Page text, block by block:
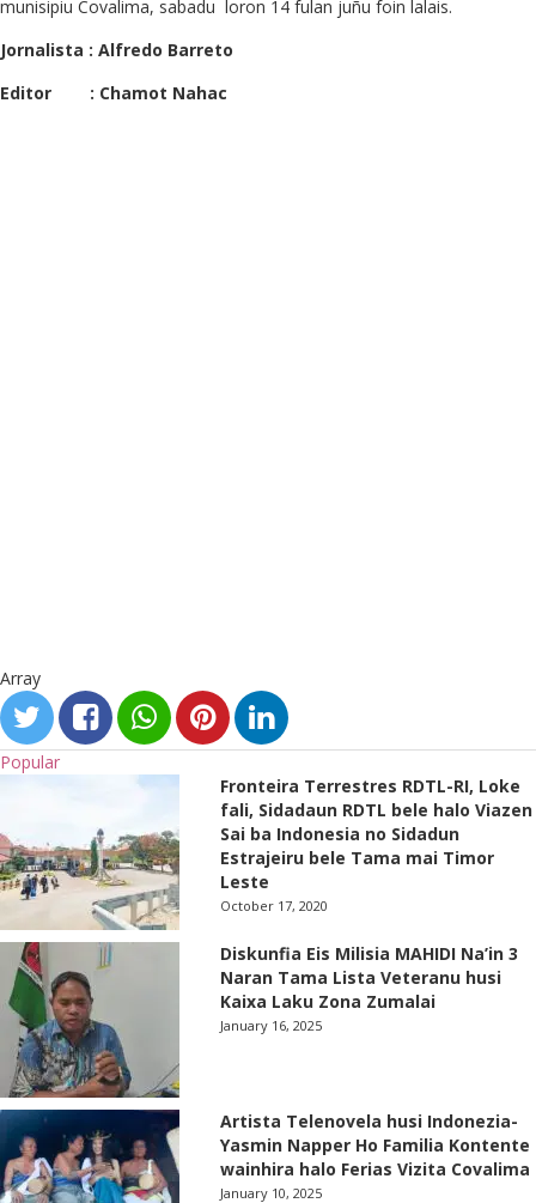
munisipiu Covalima, sabadu loron 14 fulan juñu foin lalais.
Jornalista : Alfredo Barreto
Editor : Chamot Nahac
Array
Popular
Fronteira Terrestres RDTL-RI, Loke
fali, Sidadaun RDTL bele halo Viazen
Sai ba Indonesia no Sidadun
Estrajeiru bele Tama mai Timor
Leste
October 17, 2020
Diskunfia Eis Milisia MAHIDI Na’in 3
Naran Tama Lista Veteranu husi
Kaixa Laku Zona Zumalai
January 16, 2025
Artista Telenovela husi Indonezia-
Yasmin Napper Ho Familia Kontente
wainhira halo Ferias Vizita Covalima
January 10, 2025